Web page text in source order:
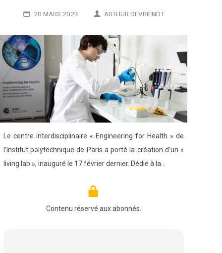
20 MARS 2023 ARTHUR DEVRIENDT
Le centre interdisciplinaire « Engineering for Health » de
l’Institut polytechnique de Paris a porté la création d’un «
living lab », inauguré le 17 février dernier. Dédié à la…
Contenu réservé aux abonnés.